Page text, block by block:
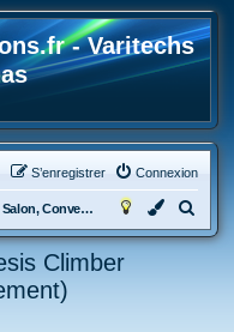
- Varitechs
Connexion
S’enregistrer
Salon, Convention, Art book, mangas, dessins, Fan-fic...
e
Climber